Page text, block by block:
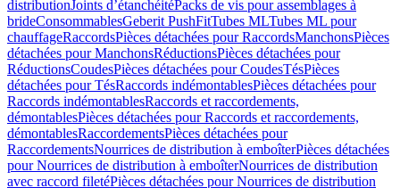
distributionJoints d’étanchéitéPacks de vis pour assemblages à
brideConsommablesGeberit PushFitTubes MLTubes ML pour
chauffageRaccordsPièces détachées pour RaccordsManchonsPièces
détachées pour ManchonsRéductionsPièces détachées pour
RéductionsCoudesPièces détachées pour CoudesTésPièces
détachées pour TésRaccords indémontablesPièces détachées pour
Raccords indémontablesRaccords et raccordements,
démontablesPièces détachées pour Raccords et raccordements,
démontablesRaccordementsPièces détachées pour
RaccordementsNourrices de distribution à emboîterPièces détachées
pour Nourrices de distribution à emboîterNourrices de distribution
avec raccord filetéPièces détachées pour Nourrices de distribution